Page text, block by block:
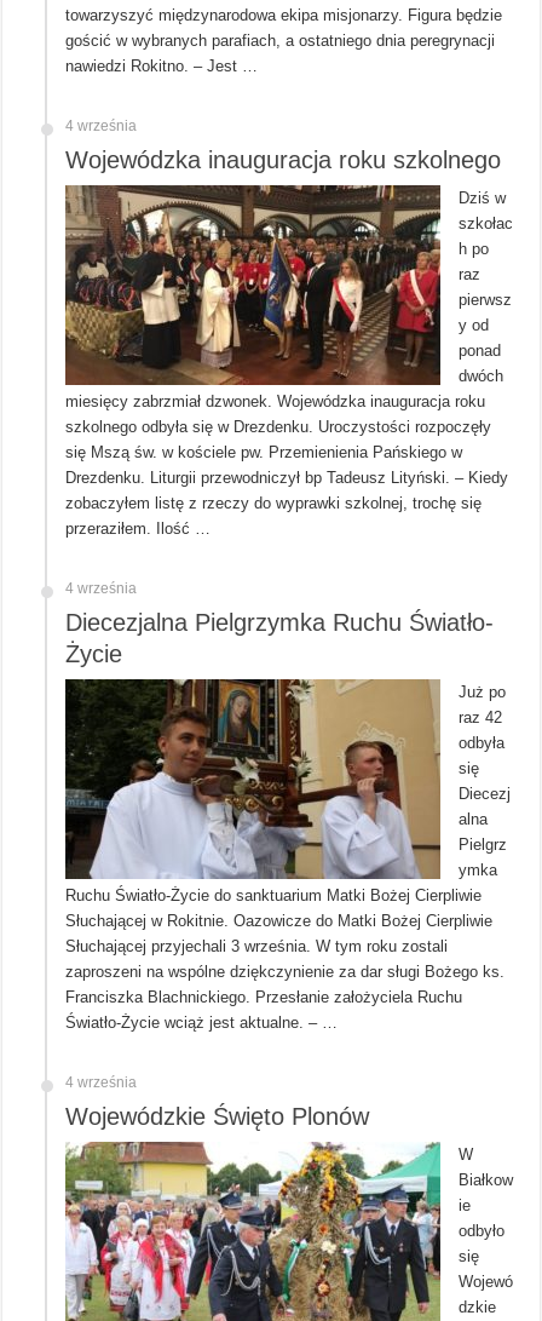
towarzyszyć międzynarodowa ekipa misjonarzy. Figura będzie
gościć w wybranych parafiach, a ostatniego dnia peregrynacji
nawiedzi Rokitno. – Jest …
4 września
Wojewódzka inauguracja roku szkolnego
Dziś w
szkołac
h po
raz
pierwsz
y od
ponad
dwóch
miesięcy zabrzmiał dzwonek. Wojewódzka inauguracja roku
szkolnego odbyła się w Drezdenku. Uroczystości rozpoczęły
się Mszą św. w kościele pw. Przemienienia Pańskiego w
Drezdenku. Liturgii przewodniczył bp Tadeusz Lityński. – Kiedy
zobaczyłem listę z rzeczy do wyprawki szkolnej, trochę się
przeraziłem. Ilość …
4 września
Diecezjalna Pielgrzymka Ruchu Światło-
Życie
Już po
raz 42
odbyła
się
Diecezj
alna
Pielgrz
ymka
Ruchu Światło-Życie do sanktuarium Matki Bożej Cierpliwie
Słuchającej w Rokitnie. Oazowicze do Matki Bożej Cierpliwie
Słuchającej przyjechali 3 września. W tym roku zostali
zaproszeni na wspólne dziękczynienie za dar sługi Bożego ks.
Franciszka Blachnickiego. Przesłanie założyciela Ruchu
Światło-Życie wciąż jest aktualne. – …
4 września
Wojewódzkie Święto Plonów
W
Białkow
ie
odbyło
się
Wojewó
dzkie